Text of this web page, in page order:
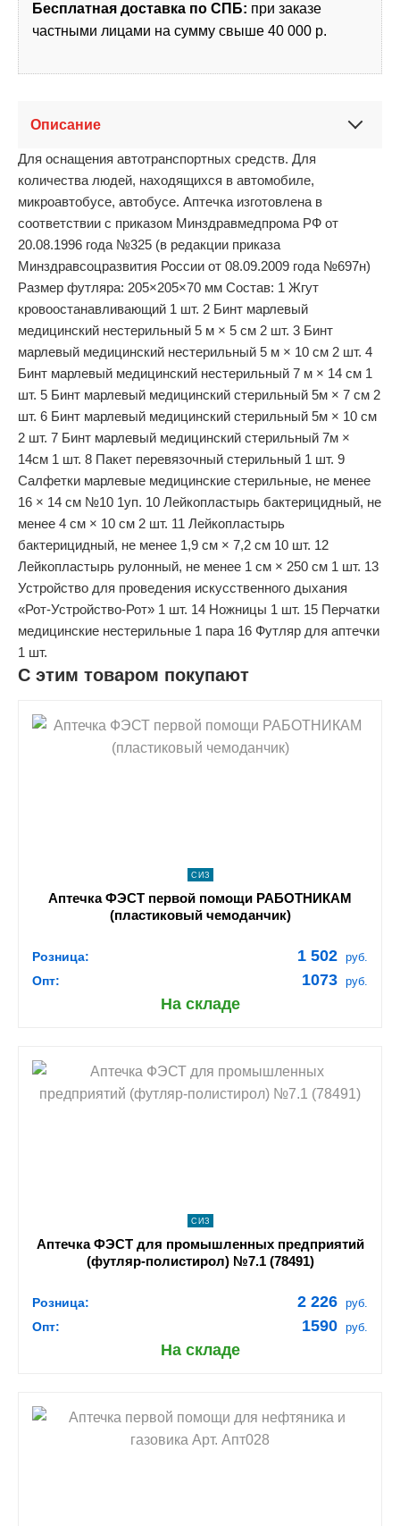
Бесплатная доставка по СПБ: при заказе
частными лицами на сумму свыше 40 000 р.
Описание
Для оснащения автотранспортных средств. Для
количества людей, находящихся в автомобиле,
микроавтобусе, автобусе. Аптечка изготовлена в
соответствии с приказом Минздравмедпрома РФ от
20.08.1996 года №325 (в редакции приказа
Минздравсоцразвития России от 08.09.2009 года №697н)
Размер футляра: 205×205×70 мм Состав: 1 Жгут
кровоостанавливающий 1 шт. 2 Бинт марлевый
медицинский нестерильный 5 м × 5 см 2 шт. 3 Бинт
марлевый медицинский нестерильный 5 м × 10 см 2 шт. 4
Бинт марлевый медицинский нестерильный 7 м × 14 см 1
шт. 5 Бинт марлевый медицинский стерильный 5м × 7 см 2
шт. 6 Бинт марлевый медицинский стерильный 5м × 10 см
2 шт. 7 Бинт марлевый медицинский стерильный 7м ×
14см 1 шт. 8 Пакет перевязочный стерильный 1 шт. 9
Салфетки марлевые медицинские стерильные, не менее
16 × 14 см №10 1уп. 10 Лейкопластырь бактерицидный, не
менее 4 см × 10 см 2 шт. 11 Лейкопластырь
бактерицидный, не менее 1,9 см × 7,2 см 10 шт. 12
Лейкопластырь рулонный, не менее 1 см × 250 см 1 шт. 13
Устройство для проведения искусственного дыхания
«Рот-Устройство-Рот» 1 шт. 14 Ножницы 1 шт. 15 Перчатки
медицинские нестерильные 1 пара 16 Футляр для аптечки
1 шт.
С этим товаром покупают
shopping_cart В КОРЗИНУ
СИЗ
Аптечка ФЭСТ первой помощи РАБОТНИКАМ
(пластиковый чемоданчик)
Розница: 1 502 руб.
Опт: 1073 руб.
На складе
shopping_cart В КОРЗИНУ
СИЗ
Аптечка ФЭСТ для промышленных предприятий
(футляр-полистирол) №7.1 (78491)
Розница: 2 226 руб.
Опт: 1590 руб.
На складе
shopping_cart В КОРЗИНУ